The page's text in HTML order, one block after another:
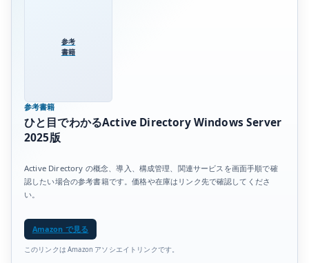
参考
書籍
参考書籍
ひと目でわかるActive Directory Windows Server
2025版
Active Directory の概念、導入、構成管理、関連サービスを画面手順で確
認したい場合の参考書籍です。価格や在庫はリンク先で確認してくださ
い。
Amazon で見る
このリンクは Amazon アソシエイトリンクです。